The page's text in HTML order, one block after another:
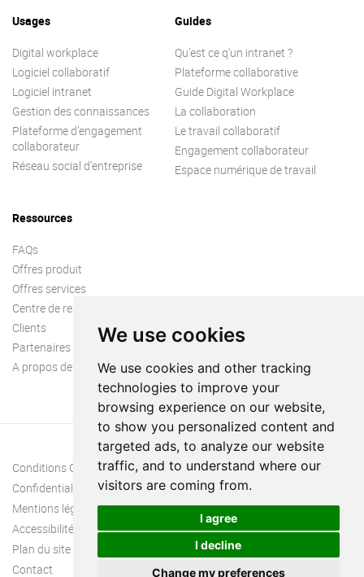
We use cookies
We use cookies and other tracking
technologies to improve your
browsing experience on our website,
to show you personalized content and
targeted ads, to analyze our website
traffic, and to understand where our
visitors are coming from.
I agree
I decline
Change my preferences
Usages
Digital workplace
Logiciel collaboratif
Logiciel intranet
Gestion des connaissances
Plateforme d’engagement
collaborateur
Réseau social d’entreprise
Guides
Qu’est ce q’un intranet ?
Plateforme collaborative
Guide Digital Workplace
La collaboration
Le travail collaboratif
Engagement collaborateur
Espace numérique de travail
Ressources
FAQs
Offres produit
Offres services
Centre de ressources
Clients
Partenaires
A propos de nous
Conditions Générales
Confidentialité
Mentions légales
Accessibilité
Plan du site
Contact